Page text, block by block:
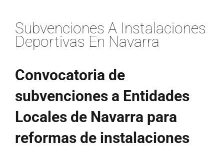
Subvenciones A Instalaciones
Deportivas En Navarra
Convocatoria de
subvenciones a Entidades
Locales de Navarra para
reformas de instalaciones